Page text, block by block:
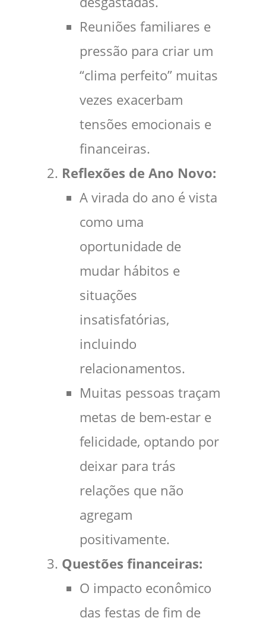
Reuniões familiares e
pressão para criar um
“clima perfeito” muitas
vezes exacerbam
tensões emocionais e
financeiras.
Reflexões de Ano Novo:
A virada do ano é vista
como uma
oportunidade de
mudar hábitos e
situações
insatisfatórias,
incluindo
relacionamentos.
Muitas pessoas traçam
metas de bem-estar e
felicidade, optando por
deixar para trás
relações que não
agregam
positivamente.
Questões financeiras:
O impacto econômico
das festas de fim de